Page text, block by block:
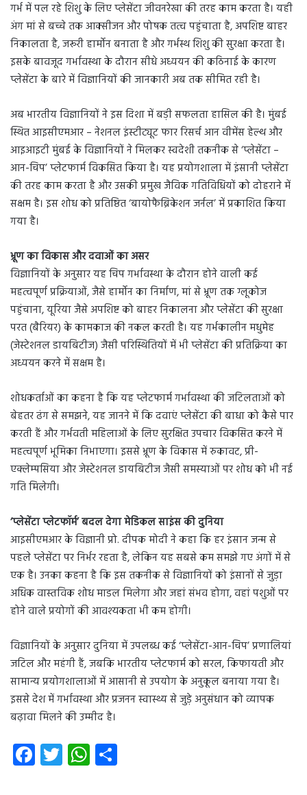
गर्भ में पल रहे शिशु के लिए प्लेसेंटा जीवनरेखा की तरह काम करता है। यही
अंग मां से बच्चे तक आक्सीजन और पोषक तत्व पहुंचाता है, अपशिष्ट बाहर
निकालता है, जरूरी हार्मोन बनाता है और गर्भस्थ शिशु की सुरक्षा करता है।
इसके बावजूद गर्भावस्था के दौरान सीधे अध्ययन की कठिनाई के कारण
प्लेसेंटा के बारे में विज्ञानियों की जानकारी अब तक सीमित रही है।
अब भारतीय विज्ञानियों ने इस दिशा में बड़ी सफलता हासिल की है। मुंबई
स्थित आइसीएमआर – नेशनल इंस्टीट्यूट फार रिसर्च आन वीमेंस हेल्थ और
आइआइटी मुंबई के विज्ञानियों ने मिलकर स्वदेशी तकनीक से ‘प्लेसेंटा –
आन-चिप’ प्लेटफार्म विकसित किया है। यह प्रयोगशाला में इंसानी प्लेसेंटा
की तरह काम करता है और उसकी प्रमुख जैविक गतिविधियों को दोहराने में
सक्षम है। इस शोध को प्रतिष्ठित ‘बायोफैब्रिकेशन जर्नल’ में प्रकाशित किया
गया है।
भ्रूण का विकास और दवाओं का असर
विज्ञानियों के अनुसार यह चिप गर्भावस्था के दौरान होने वाली कई
महत्वपूर्ण प्रक्रियाओं, जैसे हार्मोन का निर्माण, मां से भ्रूण तक ग्लूकोज
पहुंचाना, यूरिया जैसे अपशिष्ट को बाहर निकालना और प्लेसेंटा की सुरक्षा
परत (बैरियर) के कामकाज की नकल करती है। यह गर्भकालीन मधुमेह
(जेस्टेशनल डायबिटीज) जैसी परिस्थितियों में भी प्लेसेंटा की प्रतिक्रिया का
अध्ययन करने में सक्षम है।
शोधकर्ताओं का कहना है कि यह प्लेटफार्म गर्भावस्था की जटिलताओं को
बेहतर ढंग से समझने, यह जानने में कि दवाएं प्लेसेंटा की बाधा को कैसे पार
करती हैं और गर्भवती महिलाओं के लिए सुरक्षित उपचार विकसित करने में
महत्वपूर्ण भूमिका निभाएगा। इससे भ्रूण के विकास में रुकावट, प्री-
एक्लेम्पसिया और जेस्टेशनल डायबिटीज जैसी समस्याओं पर शोध को भी नई
गति मिलेगी।
‘प्लेसेंटा प्लेटफॉर्म’ बदल देगा मेडिकल साइंस की दुनिया
आइसीएमआर के विज्ञानी प्रो. दीपक मोदी ने कहा कि हर इंसान जन्म से
पहले प्लेसेंटा पर निर्भर रहता है, लेकिन यह सबसे कम समझे गए अंगों में से
एक है। उनका कहना है कि इस तकनीक से विज्ञानियों को इंसानों से जुड़ा
अधिक वास्तविक शोध माडल मिलेगा और जहां संभव होगा, वहां पशुओं पर
होने वाले प्रयोगों की आवश्यकता भी कम होगी।
विज्ञानियों के अनुसार दुनिया में उपलब्ध कई ‘प्लेसेंटा-आन-चिप’ प्रणालियां
जटिल और महंगी हैं, जबकि भारतीय प्लेटफार्म को सरल, किफायती और
सामान्य प्रयोगशालाओं में आसानी से उपयोग के अनुकूल बनाया गया है।
इससे देश में गर्भावस्था और प्रजनन स्वास्थ्य से जुड़े अनुसंधान को व्यापक
बढ़ावा मिलने की उम्मीद है।
Fa
ce
T
wi
W
ha